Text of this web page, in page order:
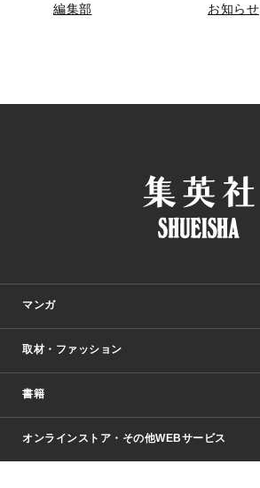
編集部 お知らせ
マンガ
少年マンガ
Vジャンプ
週刊ヤングジャンプ
取材・ファッション
Seventeen
芸能・情報・スポーツ
書籍
文芸・文庫・総合
オンラインストア・その他WEBサービス